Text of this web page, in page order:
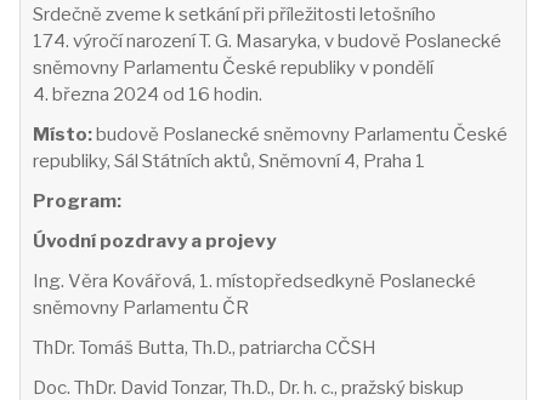
Srdečně zveme k setkání při příležitosti letošního
174. výročí narození T. G. Masaryka, v budově Poslanecké
sněmovny Parlamentu České republiky v pondělí
4. března 2024 od 16 hodin.
Místo:budově Poslanecké sněmovny Parlamentu České
republiky, Sál Státních aktů, Sněmovní 4, Praha 1
Program:
Úvodní pozdravy a projevy
Ing. Věra Kovářová, 1. místopředsedkyně Poslanecké
sněmovny Parlamentu ČR
ThDr. Tomáš Butta, Th.D., patriarcha CČSH
Doc. ThDr. David Tonzar, Th.D., Dr. h. c., pražský biskup